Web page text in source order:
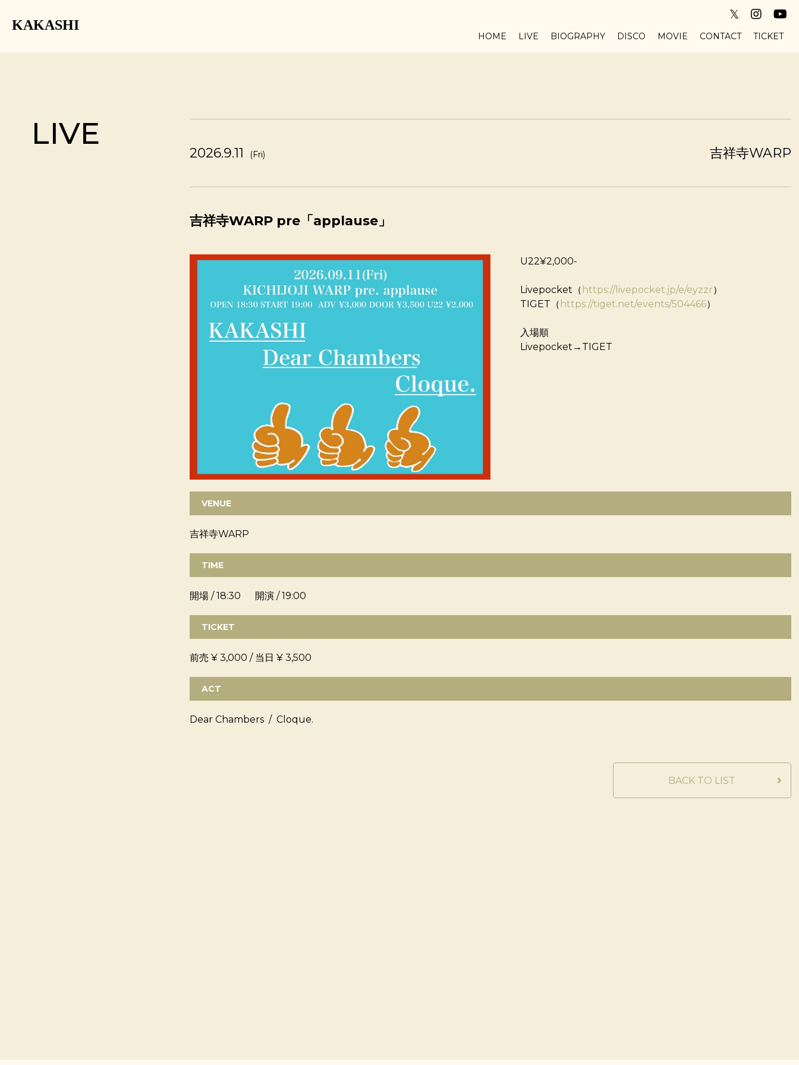
KAKASHI
HOME LIVE BIOGRAPHY DISCO MOVIE CONTACT TICKET
𝕏
LIVE
2026.9.11 (Fri) 吉祥寺WARP
吉祥寺WARP pre「applause」
U22¥2,000-
Livepocket（ https://livepocket.jp/e/eyzzr）
TIGET（ https://tiget.net/events/504466）
入場順
Livepocket→TIGET
VENUE
吉祥寺WARP
TIME
開場 / 18:30 開演 / 19:00
TICKET
前売 ¥ 3,000 / 当日 ¥ 3,500
ACT
Dear Chambers / Cloque.
BACK TO LIST